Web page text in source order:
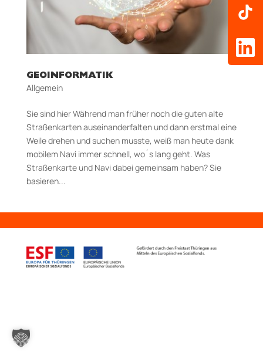
GEOINFORMATIK
Allgemein
Sie sind hier Während man früher noch die guten alte
Straßenkarten auseinanderfalten und dann erstmal eine
Weile drehen und suchen musste, weiß man heute dank
mobilem Navi immer schnell, wo´s lang geht. Was
Straßenkarte und Navi dabei gemeinsam haben? Sie
basieren...